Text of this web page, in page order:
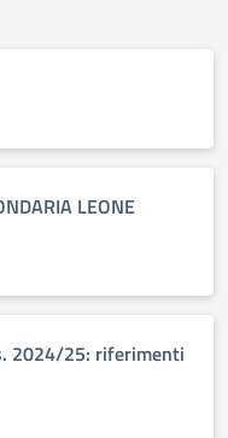
LEONE
2024/25: riferimenti